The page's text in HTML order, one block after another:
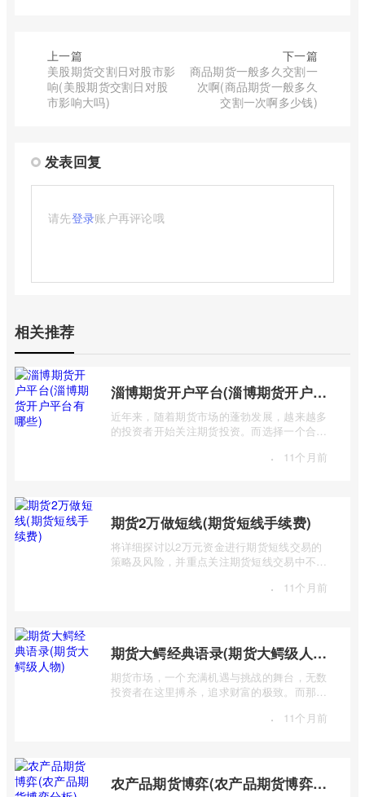
上一篇
美股期货交割日对股市影
响(美股期货交割日对股
市影响大吗)
下一篇
商品期货一般多久交割一
次啊(商品期货一般多久
交割一次啊多少钱)
发表回复
请先登录账户再评论哦
相关推荐
淄博期货开户平台(淄博期货开户平台有哪些)
近年来，随着期货市场的蓬勃发展，越来越多
的投资者开始关注期货投资。而选择一个合适
· 11个月前
期货2万做短线(期货短线手续费)
将详细探讨以2万元资金进行期货短线交易的
策略及风险，并重点关注期货短线交易中不可
· 11个月前
期货大鳄经典语录(期货大鳄级人物)
期货市场，一个充满机遇与挑战的舞台，无数
投资者在这里搏杀，追求财富的极致。而那些
· 11个月前
农产品期货博弈(农产品期货博弈分析)